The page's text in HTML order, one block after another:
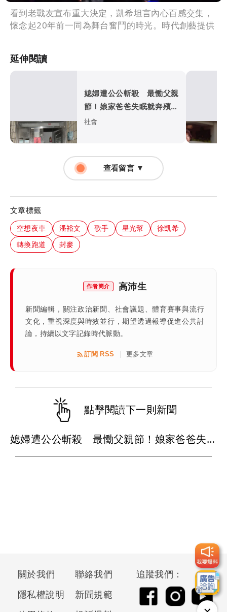
看到老戰友宣布重大決定，凱希坦言內心百感交集，
懷念起20年前一同為舞台奮鬥的時光。時代創藝提供
延伸閱讀
媳婦遭公公斬殺 最慟父親
節！娘家爸爸失眠就奔殯儀
館...
社會
查看留言 ▼
文章標籤
空想夜車 潘裕文 歌手 星光幫
徐凱希
轉換跑道
封麥
作者簡介 高沛生
新聞編輯，關注政治新聞、社會議題、體育賽事與流行
文化，重視深度與時效並行，期望透過報導促進公共討
論，持續以文字記錄時代脈動。
訂閱 RSS 更多文章
點擊閱讀下一則新聞
媳婦遭公公斬殺 最慟父親節！娘家爸爸失眠就奔殯儀館...
關於我們
聯絡我們
隱私權說明
新聞規範
追蹤我們：